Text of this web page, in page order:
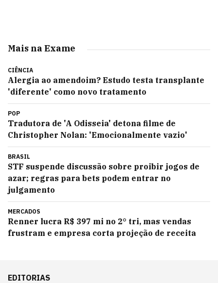
Mais na Exame
CIÊNCIA
Alergia ao amendoim? Estudo testa transplante
'diferente' como novo tratamento
POP
Tradutora de 'A Odisseia' detona filme de
Christopher Nolan: 'Emocionalmente vazio'
BRASIL
STF suspende discussão sobre proibir jogos de
azar; regras para bets podem entrar no
julgamento
MERCADOS
Renner lucra R$ 397 mi no 2° tri, mas vendas
frustram e empresa corta projeção de receita
EDITORIAS